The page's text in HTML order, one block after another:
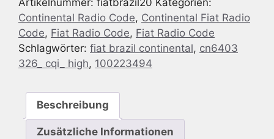
Fiat
(BRAZIL)
Continental
CN6403
326
HIGH
100223494
Menge
Continental Radio Code, Continental Fiat Radio
Code, Fiat Radio Code, Fiat Radio Code
Schlagwörter: fiat brazil continental, cn6403
326_ cqi_ high, 100223494
Beschreibung
Zusätzliche Informationen